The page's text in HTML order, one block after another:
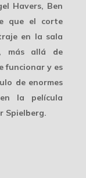
Havers, Ben
que el corte
en la sala
más allá de
funcionar y es
de enormes
la película
Spielberg.